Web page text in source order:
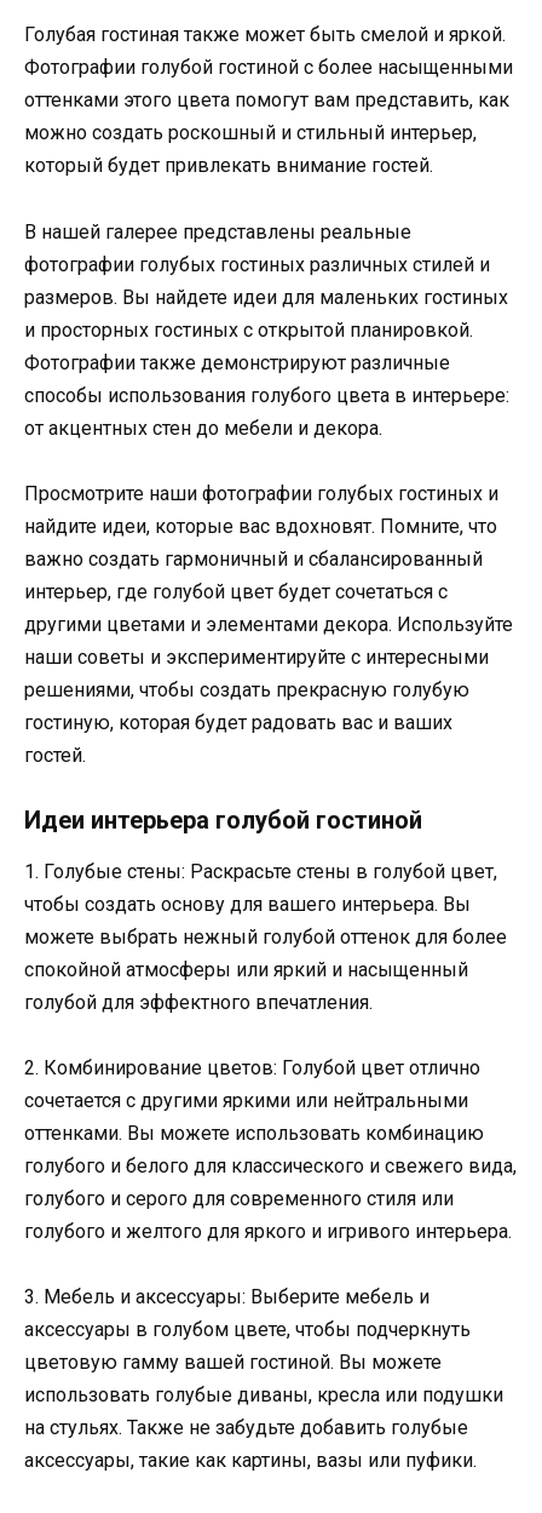
Голубая гостиная также может быть смелой и яркой.
Фотографии голубой гостиной с более насыщенными
оттенками этого цвета помогут вам представить, как
можно создать роскошный и стильный интерьер,
который будет привлекать внимание гостей.
В нашей галерее представлены реальные
фотографии голубых гостиных различных стилей и
размеров. Вы найдете идеи для маленьких гостиных
и просторных гостиных с открытой планировкой.
Фотографии также демонстрируют различные
способы использования голубого цвета в интерьере:
от акцентных стен до мебели и декора.
Просмотрите наши фотографии голубых гостиных и
найдите идеи, которые вас вдохновят. Помните, что
важно создать гармоничный и сбалансированный
интерьер, где голубой цвет будет сочетаться с
другими цветами и элементами декора. Используйте
наши советы и экспериментируйте с интересными
решениями, чтобы создать прекрасную голубую
гостиную, которая будет радовать вас и ваших
гостей.
Идеи интерьера голубой гостиной
1. Голубые стены: Раскрасьте стены в голубой цвет,
чтобы создать основу для вашего интерьера. Вы
можете выбрать нежный голубой оттенок для более
спокойной атмосферы или яркий и насыщенный
голубой для эффектного впечатления.
2. Комбинирование цветов: Голубой цвет отлично
сочетается с другими яркими или нейтральными
оттенками. Вы можете использовать комбинацию
голубого и белого для классического и свежего вида,
голубого и серого для современного стиля или
голубого и желтого для яркого и игривого интерьера.
3. Мебель и аксессуары: Выберите мебель и
аксессуары в голубом цвете, чтобы подчеркнуть
цветовую гамму вашей гостиной. Вы можете
использовать голубые диваны, кресла или подушки
на стульях. Также не забудьте добавить голубые
аксессуары, такие как картины, вазы или пуфики.